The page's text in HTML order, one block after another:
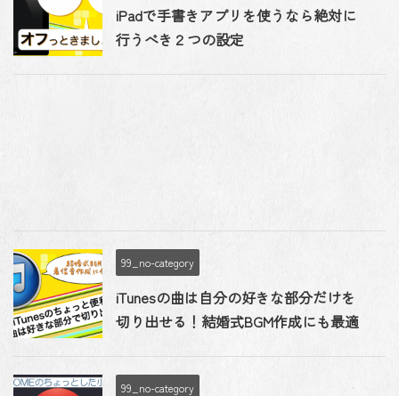
iPadで手書きアプリを使うなら絶対に
行うべき２つの設定
99_no-category
iTunesの曲は自分の好きな部分だけを
切り出せる！結婚式BGM作成にも最適
99_no-category